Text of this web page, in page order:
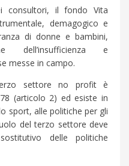
consultori, il fondo Vita
demagogico e
di donne e bambini,
dell’insufficienza e
messe in campo.
settore no profit è
(articolo 2) ed esiste in
sport, alle politiche per gli
del terzo settore deve
delle politiche